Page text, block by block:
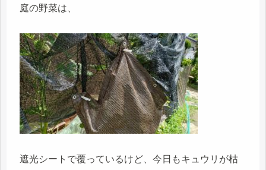
庭の野菜は、
遮光シートで覆っているけど、今日もキュウリが枯